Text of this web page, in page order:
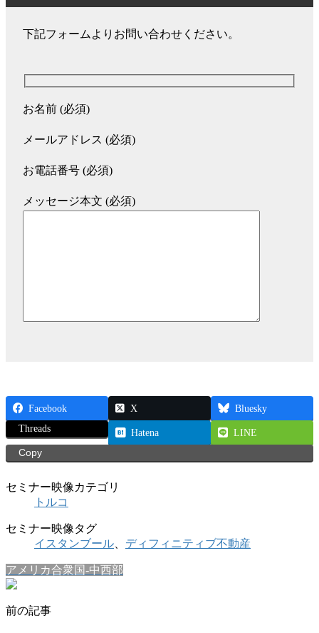
下記フォームよりお問い合わせください。
お名前 (必須)
メールアドレス (必須)
お電話番号 (必須)
メッセージ本文 (必須)
Facebook X
Bluesky
Threads
Hatena
LINE
Copy
セミナー映像カテゴリ
トルコ
セミナー映像タグ
イスタンブール、 ディフィニティブ不動産
アメリカ合衆国-中西部
前の記事